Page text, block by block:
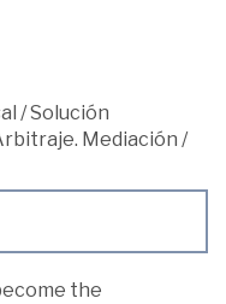
/Solución
Mediación /
the